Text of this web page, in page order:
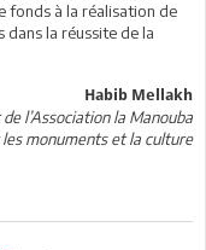
fonds à la réalisation de
la réussite de la
Habib Mellakh
l’Association la Manouba
les monuments et la culture